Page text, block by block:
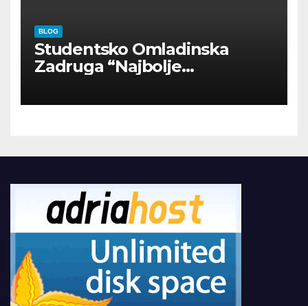
BLOG
Studentsko Omladinska
Zadruga “Najbolje